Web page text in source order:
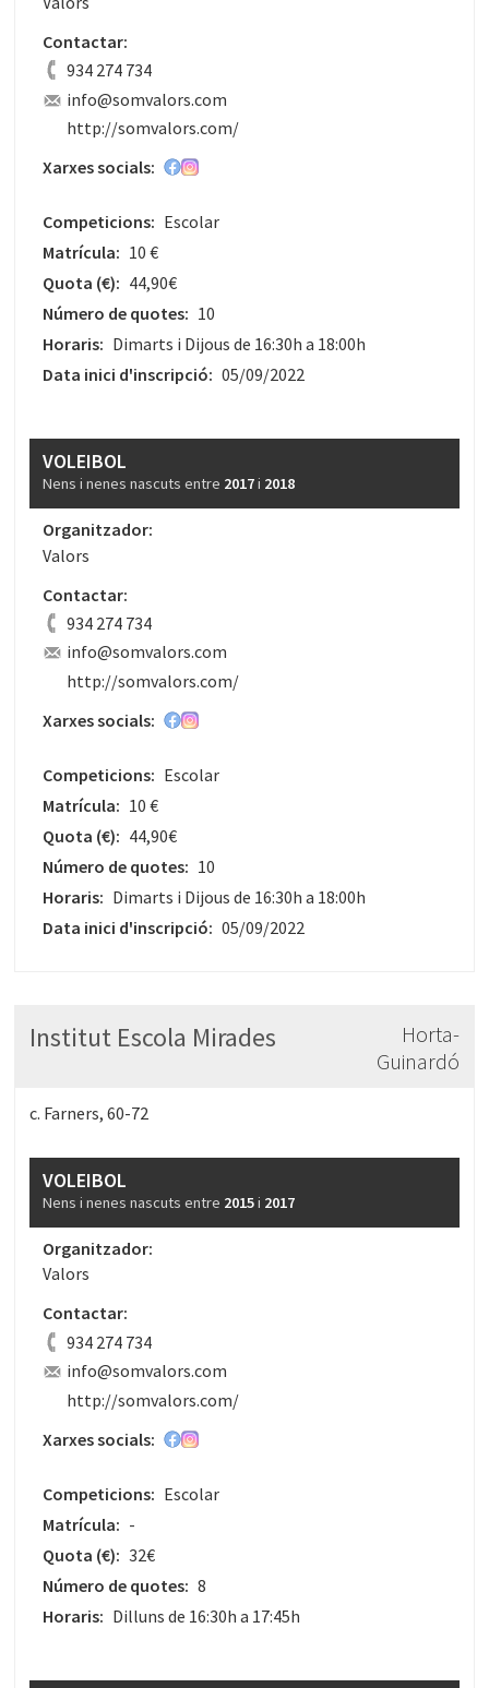
Contactar:
934 274 734
info@somvalors.com
http://somvalors.com/
Xarxes socials:
Competicions: Escolar
Matrícula: 10 €
Quota (€): 44,90€
Número de quotes: 10
Horaris: Dimarts i Dijous de 16:30h a 18:00h
Data inici d'inscripció: 05/09/2022
VOLEIBOL
Nens i nenes nascuts entre 2017i 2018
Organitzador:
Valors
Contactar:
934 274 734
info@somvalors.com
http://somvalors.com/
Xarxes socials:
Competicions: Escolar
Matrícula: 10 €
Quota (€): 44,90€
Número de quotes: 10
Horaris: Dimarts i Dijous de 16:30h a 18:00h
Data inici d'inscripció: 05/09/2022
Institut Escola Mirades
Horta-
Guinardó
c. Farners, 60-72
VOLEIBOL
Nens i nenes nascuts entre 2015i 2017
Organitzador:
Valors
Contactar:
934 274 734
info@somvalors.com
http://somvalors.com/
Xarxes socials:
Competicions: Escolar
Matrícula: -
Quota (€): 32€
Número de quotes: 8
Horaris: Dilluns de 16:30h a 17:45h